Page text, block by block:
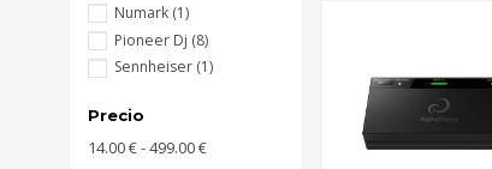
Numark (1)
Pioneer Dj (8)
Sennheiser (1)
Precio
14.00 € - 499.00 €